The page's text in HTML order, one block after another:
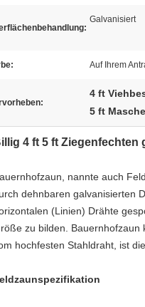
Galvanisiert
Auf Ihrem
4 ft
5 ft
4 ft 5 ft
nannte auch
dehnbaren galvanisierten
(Linien) Drähte
zu bilden. Bauernhofzaun
hochfesten Stahldraht, ist